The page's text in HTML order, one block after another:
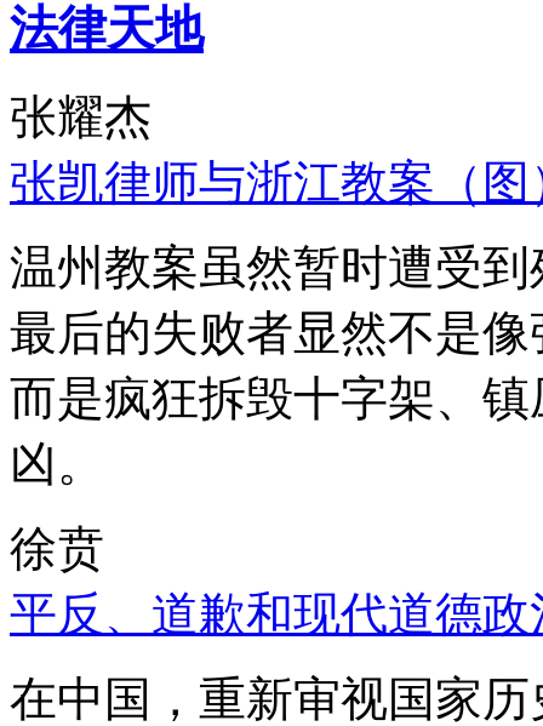
法律天地
张耀杰
张凯律师与浙江教案（图
温州教案虽然暂时遭受
最后的失败者显然不是
而是疯狂拆毁十字架、
凶。
徐贲
平反、道歉和现代道德政
在中国，重新审视国家